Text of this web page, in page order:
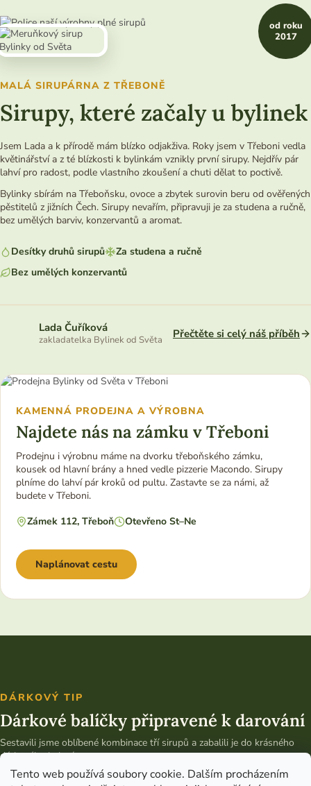
Tento web používá soubory cookie. Dalším procházením
MALÁ SIRUPÁRNA Z TŘEBONĚ
Sirupy, které začaly u bylinek
Jsem Lada a k přírodě mám blízko odjakživa. Roky jsem v Třeboni vedla
květinářství a z té blízkosti k bylinkám vznikly první sirupy. Nejdřív pár
lahví pro radost, podle vlastního zkoušení a chuti dělat to poctivě.
Bylinky sbírám na Třeboňsku, ovoce a zbytek surovin beru od ověřených
pěstitelů z jižních Čech. Sirupy nevařím, připravuji je za studena a ručně,
bez umělých barviv, konzervantů a aromat.
Desítky druhů sirupů
Za studena a ručně
Bez umělých konzervantů
Lada Čuříková
zakladatelka Bylinek od Světa Přečtěte si celý náš příběh
od roku
2017
KAMENNÁ PRODEJNA A VÝROBNA
Najdete nás na zámku v Třeboni
Prodejnu i výrobnu máme na dvorku třeboňského zámku,
kousek od hlavní brány a hned vedle pizzerie Macondo. Sirupy
plníme do lahví pár kroků od pultu. Zastavte se za námi, až
budete v Třeboni.
Zámek 112, Třeboň
Otevřeno St–Ne
Naplánovat cestu
DÁRKOVÝ TIP
Dárkové balíčky připravené k darování
Sestavili jsme oblíbené kombinace tří sirupů a zabalili je do krásného
dárkového balení.
Vybrat dárkový balíček